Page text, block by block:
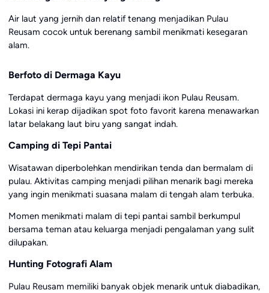
Air laut yang jernih dan relatif tenang menjadikan Pulau
Reusam cocok untuk berenang sambil menikmati kesegaran
alam.
Berfoto di Dermaga Kayu
Terdapat dermaga kayu yang menjadi ikon Pulau Reusam.
Lokasi ini kerap dijadikan spot foto favorit karena menawarkan
latar belakang laut biru yang sangat indah.
Camping di Tepi Pantai
Wisatawan diperbolehkan mendirikan tenda dan bermalam di
pulau. Aktivitas camping menjadi pilihan menarik bagi mereka
yang ingin menikmati suasana malam di tengah alam terbuka.
Momen menikmati malam di tepi pantai sambil berkumpul
bersama teman atau keluarga menjadi pengalaman yang sulit
dilupakan.
Hunting Fotografi Alam
Pulau Reusam memiliki banyak objek menarik untuk diabadikan,